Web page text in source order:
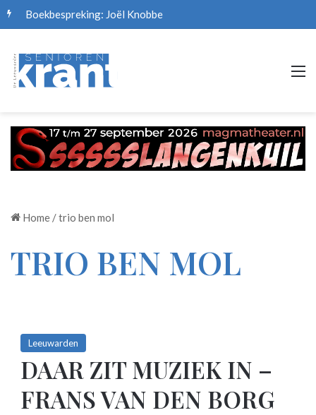
Boekbespreking: Joël Knobbe
Home /trio ben mol
TRIO BEN MOL
Leeuwarden
DAAR ZIT MUZIEK IN –
FRANS VAN DEN BORG